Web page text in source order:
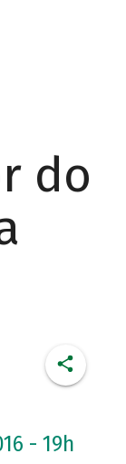
do
- 19h